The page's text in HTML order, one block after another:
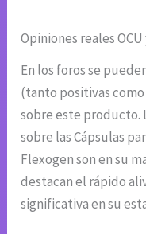
Opiniones reales
En los foros se
(tanto positivas
sobre este producto.
sobre las Cápsulas
Flexogen son en su
destacan el rápido
significativa en su